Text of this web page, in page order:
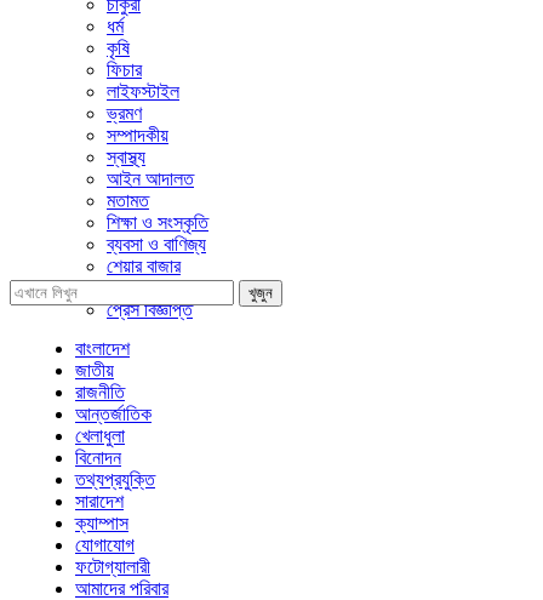
চাকুরী
ধর্ম
কৃষি
ফিচার
লাইফস্টাইল
ভ্রমণ
সম্পাদকীয়
স্বাস্থ্য
আইন আদালত
মতামত
শিক্ষা ও সংস্কৃতি
ব্যবসা ও বাণিজ্য
শেয়ার বাজার
প্রবাসে বাংলাদেশ
প্রেস বিজ্ঞপ্তি
খুজুন
বাংলাদেশ
জাতীয়
রাজনীতি
আন্তর্জাতিক
খেলাধুলা
বিনোদন
তথ্যপ্রযুক্তি
সারাদেশ
ক্যাম্পাস
যোগাযোগ
ফটোগ্যালারী
আমাদের পরিবার